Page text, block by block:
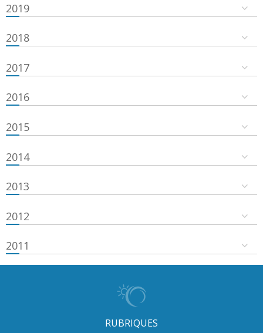
2019
2018
2017
2016
2015
2014
2013
2012
2011
RUBRIQUES